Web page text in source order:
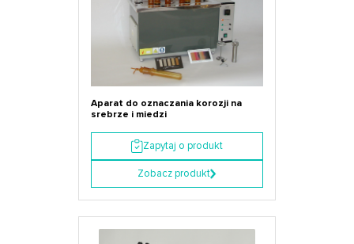
Aparat do oznaczania korozji na
srebrze i miedzi
Zapytaj o produkt
Zobacz produkt